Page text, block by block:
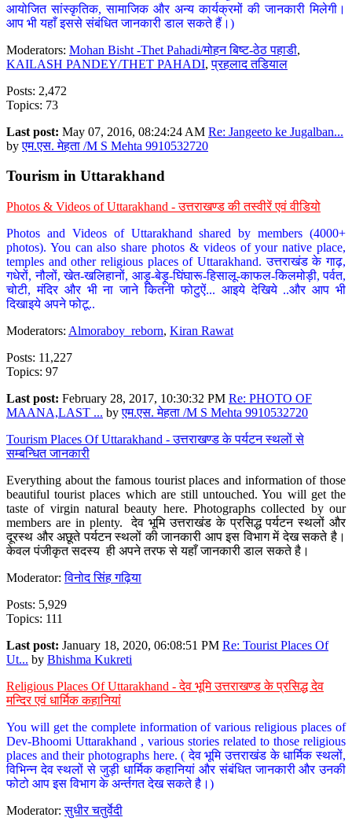
आयोजित सांस्कृतिक, सामाजिक और अन्य कार्यक्रमों की जानकारी मिलेगी।
आप भी यहाँ इससे संबंधित जानकारी डाल सकते हैं।)
Moderators: Mohan Bisht -Thet Pahadi/मोहन बिष्ट-ठेठ पहाडी,
KAILASH PANDEY/THET PAHADI,प्रहलाद तडियाल
Posts: 2,472
Topics: 73
Last post: May 07, 2016, 08:24:24 AM Re: Jangeeto ke Jugalban...
byएम.एस. मेहता /M S Mehta 9910532720
Tourism in Uttarakhand
Photos & Videos of Uttarakhand - उत्तराखण्ड की तस्वीरें एवं वीडियो
Photos and Videos of Uttarakhand shared by members (4000+
photos). You can also share photos & videos of your native place,
temples and other religious places of Uttarakhand. उत्तराखंड के गाढ़,
गधेरों, नौलों, खेत-खलिहानों, आड़ू-बेड़ू-घिंघारू-हिसालू-काफल-किलमोड़ी, पर्वत,
चोटी, मंदिर और भी ना जाने कितनी फोटुऐं... आइये देखिये ..और आप भी
दिखाइये अपने फोटू..
Moderators: Almoraboy_reborn, Kiran Rawat
Posts: 11,227
Topics: 97
Last post: February 28, 2017, 10:30:32 PM Re: PHOTO OF
MAANA,LAST ... byएम.एस. मेहता /M S Mehta 9910532720
Tourism Places Of Uttarakhand - उत्तराखण्ड के पर्यटन स्थलों से
सम्बन्धित जानकारी
Everything about the famous tourist places and information of those
beautiful tourist places which are still untouched. You will get the
taste of virgin natural beauty here. Photographs collected by our
members are in plenty. देव भूमि उत्तराखंड के प्रसिद्ध पर्यटन स्थलों और
दूरस्थ और अछूते पर्यटन स्थलों की जानकारी आप इस विभाग में देख सकते है।
केवल पंजीकृत सदस्य ही अपने तरफ से यहाँ जानकारी डाल सकते है।
Moderator:विनोद सिंह गढ़िया
Posts: 5,929
Topics: 111
Last post: January 18, 2020, 06:08:51 PM Re: Tourist Places Of
Ut... by Bhishma Kukreti
Religious Places Of Uttarakhand - देव भूमि उत्तराखण्ड के प्रसिद्ध देव
मन्दिर एवं धार्मिक कहानियां
You will get the complete information of various religious places of
Dev-Bhoomi Uttarakhand , various stories related to those religious
places and their photographs here. ( देव भूमि उत्तराखंड के धार्मिक स्थलों,
विभिन्न देव स्थलों से जुड़ी धार्मिक कहानियां और संबंधित जानकारी और उनकी
फोटो आप इस विभाग के अर्न्तगत देख सकते है।)
Moderator:सुधीर चतुर्वेदी